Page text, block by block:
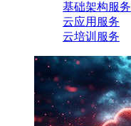
基础架构服务
云应用服务
云培训服务